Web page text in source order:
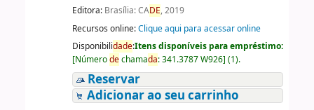
Editora: Brasília: CADE, 2019
Recursos online:Clique aqui para acessar online
Disponibilidade:Itens disponíveis para empréstimo:
[Númerodechamada:341.3787 W926] (1).
Reservar
Adicionar ao seu carrinho